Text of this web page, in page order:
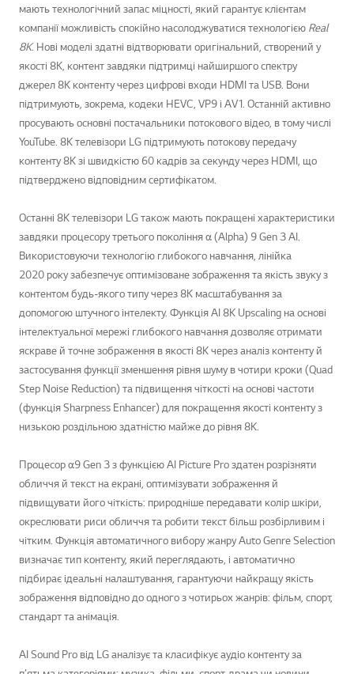
мають технологічний запас міцності, який гарантує клієнтам
компанії можливість спокійно насолоджуватися технологією Real
8K. Нові моделі здатні відтворювати оригінальний, створений у
якості 8К, контент завдяки підтримці найширшого спектру
джерел 8K контенту через цифрові входи HDMI та USB. Вони
підтримують, зокрема, кодеки HEVC, VP9 і AV1. Останній активно
просувають основні постачальники потокового відео, в тому числі
YouTube. 8K телевізори LG підтримують потокову передачу
контенту 8K зі швидкістю 60 кадрів за секунду через HDMI, що
підтверджено відповідним сертифікатом.
Останні 8K телевізори LG також мають покращені характеристики
завдяки процесору третього покоління α (Alpha) 9 Gen 3 AI.
Використовуючи технологію глибокого навчання, лінійка
2020 року забезпечує оптимізоване зображення та якість звуку з
контентом будь-якого типу через 8К масштабування за
допомогою штучного інтелекту. Функція AI 8K Upscaling на основі
інтелектуальної мережі глибокого навчання дозволяє отримати
яскраве й точне зображення в якості 8K через аналіз контенту й
застосування функції зменшення рівня шуму в чотири кроки (Quad
Step Noise Reduction) та підвищення чіткості на основі частоти
(функція Sharpness Enhancer) для покращення якості контенту з
низькою роздільною здатністю майже до рівня 8K.
Процесор α9 Gen 3 з функцією AI Picture Pro здатен розрізняти
обличчя й текст на екрані, оптимізувати зображення й
підвищувати його чіткість: природніше передавати колір шкіри,
окреслювати риси обличчя та робити текст більш розбірливим і
чітким. Функція автоматичного вибору жанру Auto Genre Selection
визначає тип контенту, який переглядають, і автоматично
підбирає ідеальні налаштування, гарантуючи найкращу якість
зображення відповідно до одного з чотирьох жанрів: фільм, спорт,
стандарт та анімація.
AI Sound Pro від LG аналізує та класифікує аудіо контенту за